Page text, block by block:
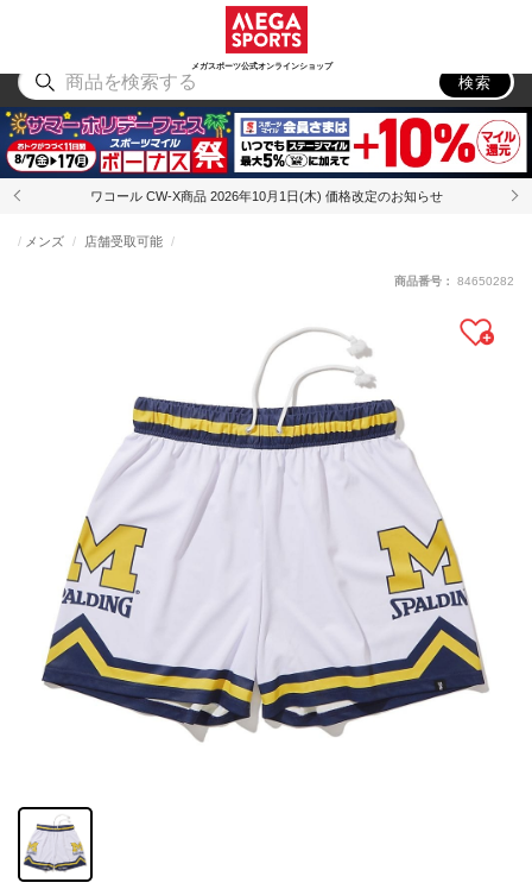
メガスポーツ公式オンラインショップ
アウトドア
検索
ワコール CW-X商品 2026年10月1日(木) 価格改定のお知らせ
メンズ 店舗受取可能
商品番号： 84650282